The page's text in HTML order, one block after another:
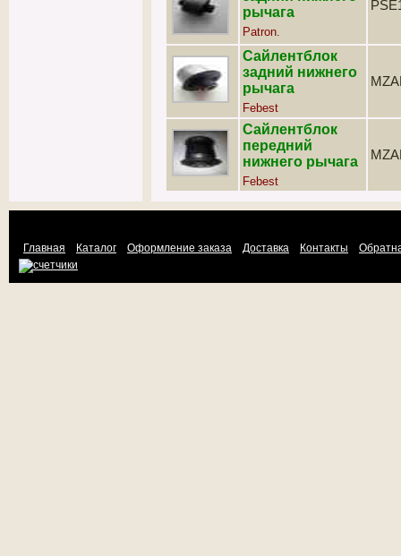
рычага
Patron.
Сайлентблок
задний нижнего
рычага
Febest
Сайлентблок
передний
нижнего рычага
Febest
Главная Каталог Оформление заказа Доставка Контакты